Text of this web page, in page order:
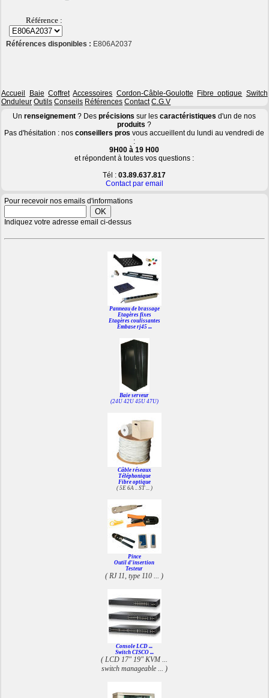
Référence :
Références disponibles : E806A2037
Accueil Baie Coffret Accessoires Cordon-Câble-Goulotte Fibre optique Switch
Onduleur Outils Conseils Références Contact C.G.V
Unrenseignement? Desprécisionssur lescaractéristiquesd'un de nos
produits?
Pas d'hésitation : nosconseillers pros vous accueillent du lundi au vendredi de
:
9H00 à 19 H00
et répondent à toutes vos questions :
Tél :03.89.637.817
Contact par email
Pour recevoir nos emails d'informations
Indiquez votre adresse email ci-dessus
Panneau de brassage
Etagères fixes
Etagères coulissantes
Embase rj45 ...
Baie serveur
(24U 42U 45U 47U)
Câble réseaux
Téléphonique
Fibre optique
( 5E 6A .. ST ... )
Pince
Outil d'insertion
Testeur
( RJ 11, type 110 ... )
Console LCD ...
Switch CISCO ...
( LCD 17" 19" KVM ...
switch manageable ... )